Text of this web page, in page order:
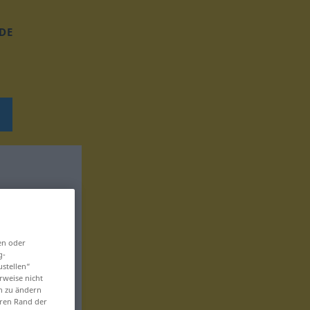
DE
oder
nicht
zu ändern
Rand der